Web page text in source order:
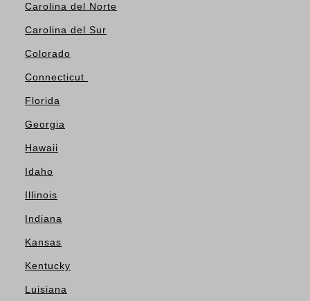
Carolina del Norte
Carolina del Sur
Colorado
Connecticut
Florida
Georgia
Hawaii
Idaho
Illinois
Indiana
Kansas
Kentucky
Luisiana